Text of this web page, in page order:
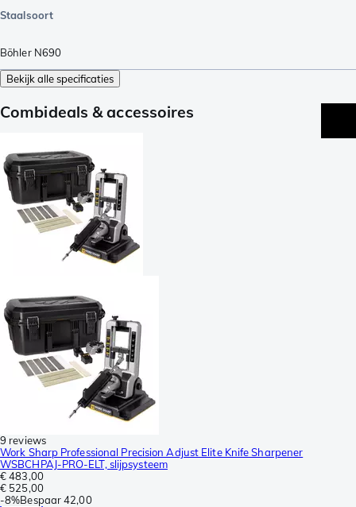
Staalsoort
Böhler N690
Bekijk alle specificaties
Combideals & accessoires
9 reviews
Work Sharp Professional Precision Adjust Elite Knife Sharpener
WSBCHPAJ-PRO-ELT, slijpsysteem
€ 483,00
€ 525,00
-8%Bespaar42,00